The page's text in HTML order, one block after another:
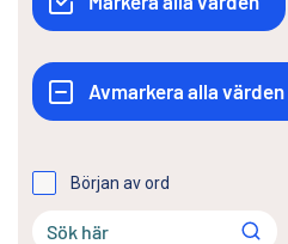
Början av ord